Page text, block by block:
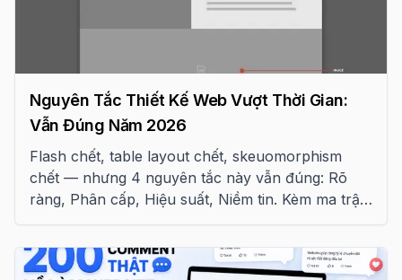
Nguyên Tắc Thiết Kế Web Vượt Thời Gian:
Vẫn Đúng Năm 2026
Flash chết, table layout chết, skeuomorphism
chết — nhưng 4 nguyên tắc này vẫn đúng: Rõ
ràng, Phân cấp, Hiệu suất, Niềm tin. Kèm ma trận